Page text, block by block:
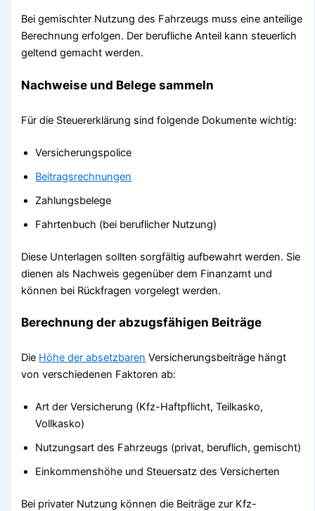
Bei gemischter Nutzung des Fahrzeugs muss eine anteilige
Berechnung erfolgen. Der berufliche Anteil kann steuerlich
geltend gemacht werden.
Nachweise und Belege sammeln
Für die Steuererklärung sind folgende Dokumente wichtig:
Versicherungspolice
Beitragsrechnungen
Zahlungsbelege
Fahrtenbuch (bei beruflicher Nutzung)
Diese Unterlagen sollten sorgfältig aufbewahrt werden. Sie
dienen als Nachweis gegenüber dem Finanzamt und
können bei Rückfragen vorgelegt werden.
Berechnung der abzugsfähigen Beiträge
Die Höhe der absetzbaren Versicherungsbeiträge hängt
von verschiedenen Faktoren ab:
Art der Versicherung (Kfz-Haftpflicht, Teilkasko,
Vollkasko)
Nutzungsart des Fahrzeugs (privat, beruflich, gemischt)
Einkommenshöhe und Steuersatz des Versicherten
Bei privater Nutzung können die Beiträge zur Kfz-